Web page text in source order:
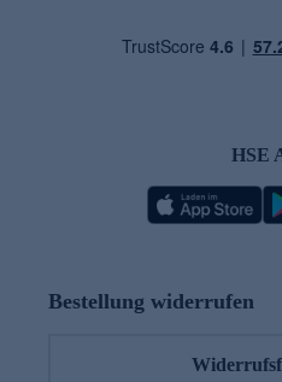
HSE
Bestellung widerrufen